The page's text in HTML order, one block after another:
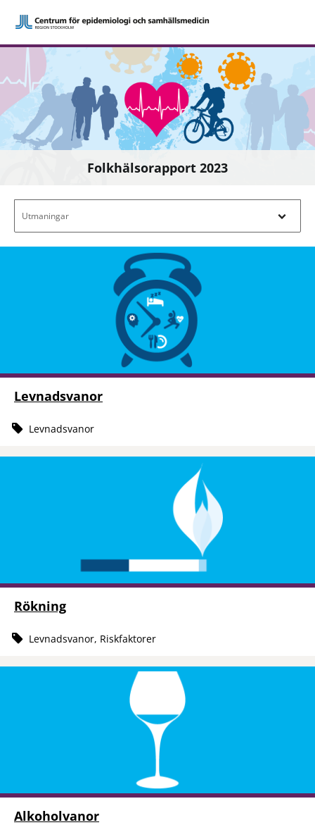
Folkhälsorapport 2023
Utmaningar
Levnadsvanor
Levnadsvanor
Rökning
Levnadsvanor, Riskfaktorer
Alkoholvanor